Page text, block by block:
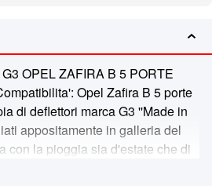
OPEL ZAFIRA B 5 PORTE
Opel Zafira B 5 porte
di deflettori marca G3 ''Made in
appositamente in galleria del
con la pioggia sia d'estate che di
ricircolo dell'aria,